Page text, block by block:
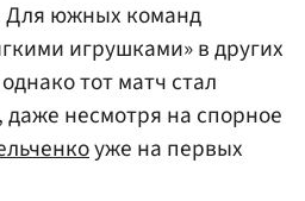
Для южных команд
игрушками» в других
тот матч стал
несмотря на спорное
уже на первых